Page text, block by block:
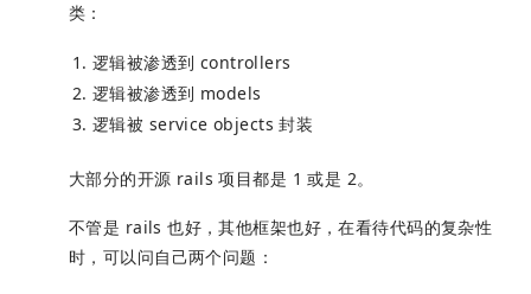
类：
逻辑被渗透到 controllers
逻辑被渗透到 models
逻辑被 service objects 封装
大部分的开源 rails 项目都是 1 或是 2。
不管是 rails 也好，其他框架也好，在看待代码的复杂性
时，可以问自己两个问题：